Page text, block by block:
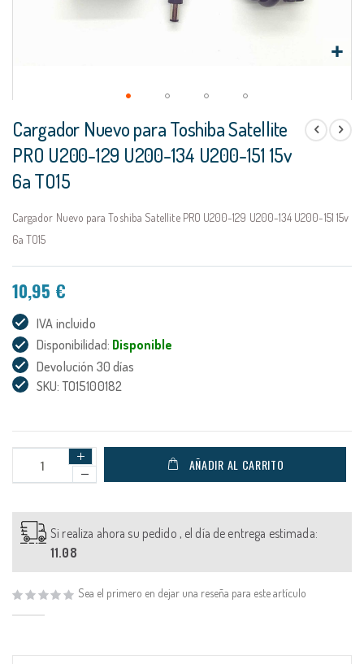
al
comienzo
de
la
galería
de
imágenes
Cargador Nuevo para Toshiba Satellite
PRO U200-129 U200-134 U200-151 15v
6a TO15
Cargador Nuevo para Toshiba Satellite PRO U200-129 U200-134 U200-151 15v
6a TO15
10,95 €
IVA incluido
Disponibilidad: Disponible
Devolución 30 días
SKU: TO15100182
AÑADIR AL CARRITO
Si realiza ahora su pedido , el día de entrega estimada:
11.08
Sea el primero en dejar una reseña para este artículo